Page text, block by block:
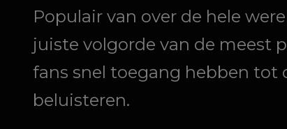
Populair van over de hele
juiste volgorde van de meest
fans snel toegang hebben tot
beluisteren.